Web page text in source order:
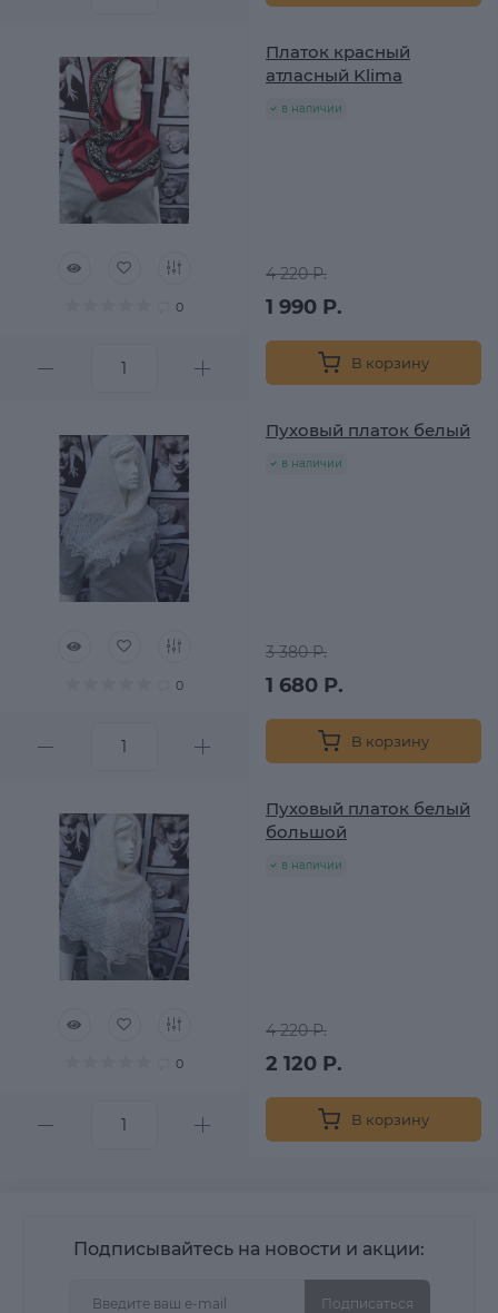
0
Платок красный
атласный Klima
в наличии
4 220 Р.
1 990 Р.
В корзину
0
Пуховый платок белый
в наличии
3 380 Р.
1 680 Р.
В корзину
0
Пуховый платок белый
большой
в наличии
4 220 Р.
2 120 Р.
В корзину
Подписывайтесь на новости и акции:
Подписаться